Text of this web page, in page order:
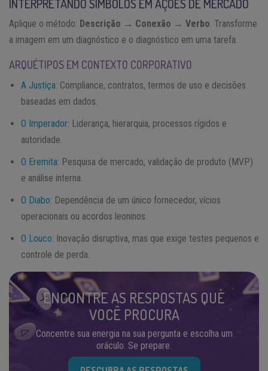
INTERPRETANDO SÍMBOLOS EM AÇÕES DE MERCADO
Aplique o método: Descrição → Conexão → Verbo . Transforme
a imagem em um diagnóstico e o diagnóstico em uma tarefa.
ARQUÉTIPOS EM CONTEXTO CORPORATIVO
A Justiça: Compliance, contratos, termos de uso e decisões
baseadas em dados.
O Imperador: Liderança, hierarquia, processos rígidos e
autoridade.
O Eremita: Pesquisa de mercado, validação de produto (MVP)
e análise interna.
O Diabo: Dependência de um único fornecedor, vícios
operacionais ou acordos leoninos.
O Louco: Inovação disruptiva, mas que exige testes pequenos e
controle de perda.
ENCONTRE AS RESPOSTAS QUE
VOCÊ PROCURA
Concentre sua energia na sua pergunta e escolha um
oráculo. Se prepare.